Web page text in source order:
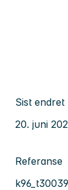
Sist endret
20. juni
Referanse